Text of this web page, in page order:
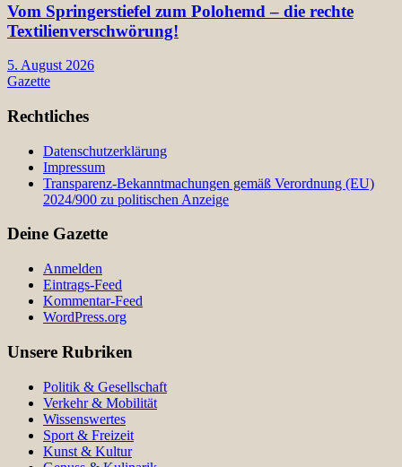
Vom Springerstiefel zum Polohemd – die rechte
Textilienverschwörung!
5. August 2026
Gazette
Rechtliches
Datenschutzerklärung
Impressum
Transparenz-Bekanntmachungen gemäß Verordnung (EU)
2024/900 zu politischen Anzeige
Deine Gazette
Anmelden
Eintrags-Feed
Kommentar-Feed
WordPress.org
Unsere Rubriken
Politik & Gesellschaft
Verkehr & Mobilität
Wissenswertes
Sport & Freizeit
Kunst & Kultur